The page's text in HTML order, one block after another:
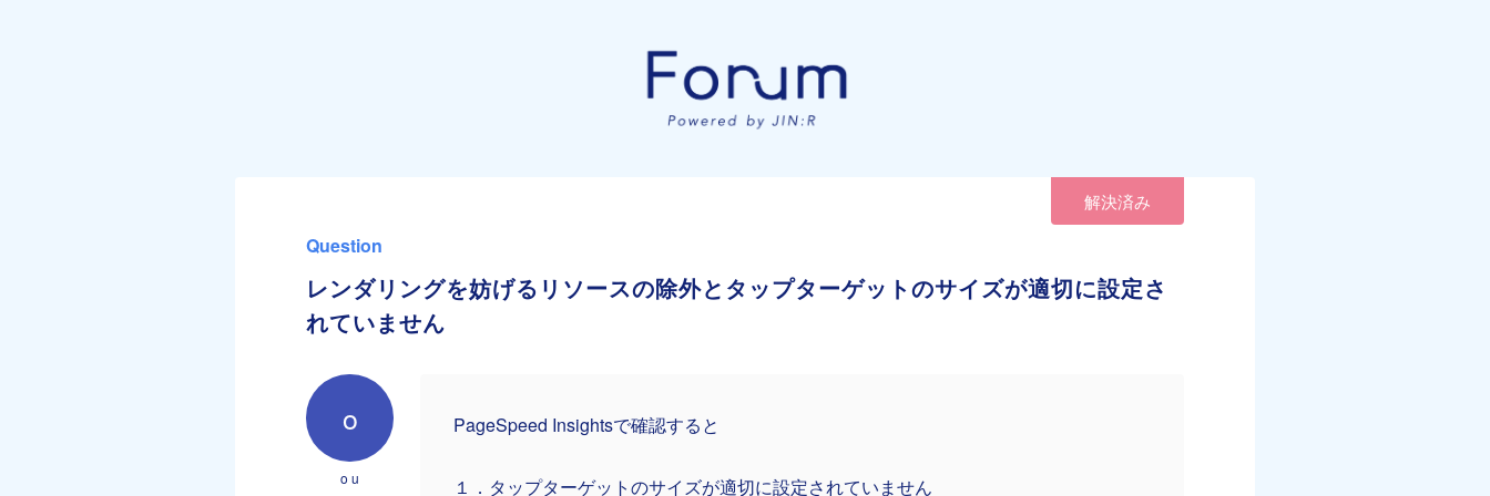
解決済み
Question
レンダリングを妨げるリソースの除外とタップターゲットのサイズが適切に設定さ
れていません
o
o u
PageSpeed Insightsで確認すると
１．タップターゲットのサイズが適切に設定されていません